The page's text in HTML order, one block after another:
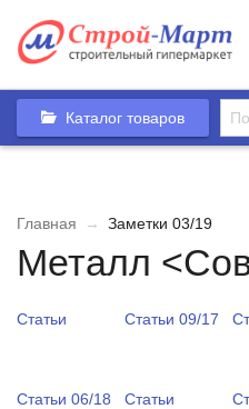
Каталог товаров
Главная → Заметки 03/19
Металл
Статьи Статьи 09/17
Статьи 06/18
Статьи